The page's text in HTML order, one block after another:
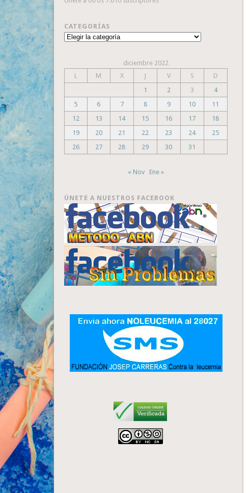
CATEGORÍAS
Categorías
diciembre 2022
L
M X J V S
D
1
2 3
4
5
6 7 8 9 10
11
12
13 14 15 16 17
18
19
20 21 22 23 24
25
26
27 28 29 30 31
« Nov Ene »
ÚNETE A NUESTROS FACEBOOK